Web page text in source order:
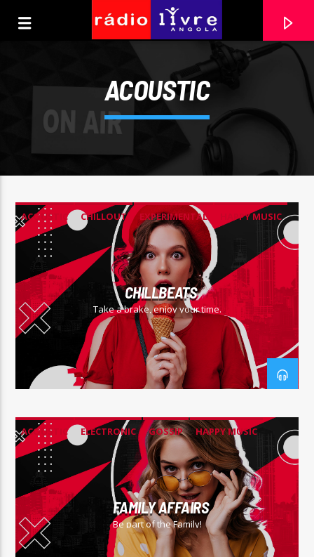
[There are no radio stations in the database]
ACOUSTIC
ACOUSTIC CHILLOUT EXPERIMENTAL HAPPY MUSIC
CHILLBEATS
Take a brake, enjoy your time.
ACOUSTIC ELECTRONIC GOSSIP
HAPPY MUSIC
ROCK
FAMILY AFFAIRS
Be part of the Family!